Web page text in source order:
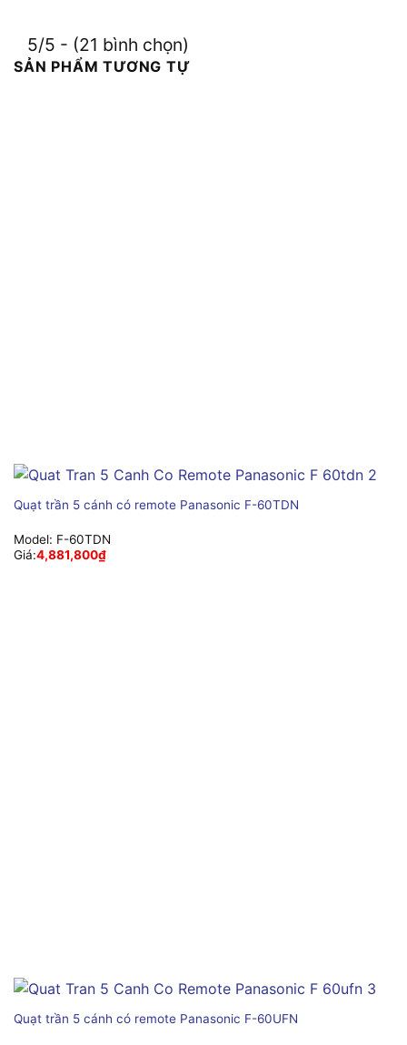
5/5 - (21 bình chọn)
SẢN PHẨM TƯƠNG TỰ
Quạt trần 5 cánh có remote Panasonic F-60TDN
Model: F-60TDN
Giá:4,881,800₫
Quạt trần 5 cánh có remote Panasonic F-60UFN